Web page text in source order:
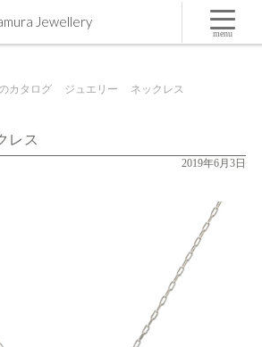
ュエリー,オーダーメイドのマリッジリング（結婚・婚約指
Jewellery
カタログ ジュエリー ネックレス
レス
2019年6月3日
menu